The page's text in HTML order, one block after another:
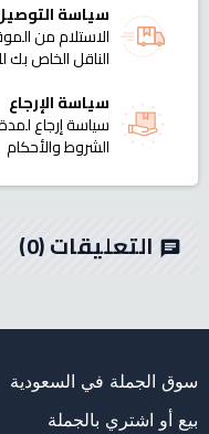
سياسة
الاستلام من
الناقل الخاص بك
سياسة الإرجاع
الشروط والأحكام
chat التعليقات(0)
سوق الجملة في السعودية
بيع أو اشتري بالجملة